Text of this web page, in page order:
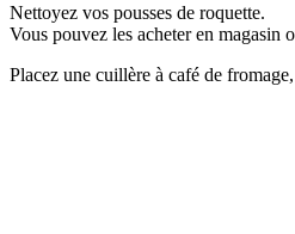
Nettoyez vos pousses de roquette.
Vous pouvez les acheter en magasin
Placez une cuillère à café de